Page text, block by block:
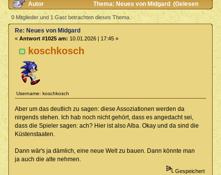
Autor
Thema: Neues von Midgard (Gelesen
246915 mal)
0 Mitglieder und 1 Gast betrachten dieses Thema.
koschkosch
Username: koschkosch
Re: Neues von Midgard
« Antwort #1025 am: 10.01.2026 | 17:45 »
Aber um das deutlich zu sagen: diese Assoziationen werden da
nirgends stehen. Ich hab noch nicht gehört, dass es angedacht sei,
dass die Spieler sagen: ach? Hier ist also Alba. Okay und da sind die
Küstenstaaten.
Dann wär's ja dämlich, eine neue Welt zu bauen. Dann könnte man
ja auch die alte nehmen.
Gespeichert